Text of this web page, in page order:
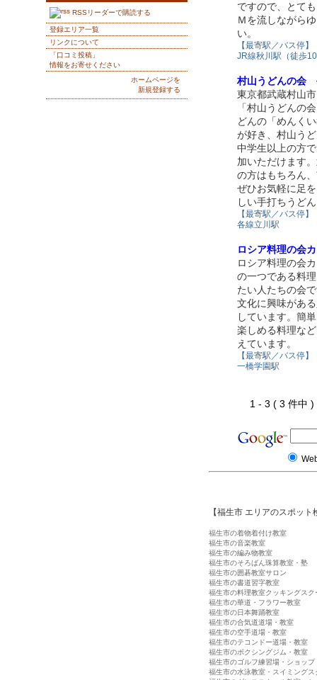
ですので、とて
Ｍを流しながら
い。
【最寄駅／バス停】
JR線秋川駅（徒歩
村山うどんの会
東京都武蔵村山
「村山うどんの
どんの「めんく
が好き、村山う
中学生以上の方
加いただけます
の方はもちろん
ぜひお気軽に足
しい手打ちうど
【最寄駅／バス停】
各線立川駅
ロシア料理の会
ロシア料理の会
の一つである料
たい人たちの会
文化に興味があ
しています。簡
楽しめる料理な
えています。
【最寄駅／バス停】
一橋学園駅
1 - 3 ( 3 件
【福生市 エリアのスポット
福生市の着物着付け教室
福生市の音楽教室
福生市の編み物教室
福生市のそろばん珠算教室・塾
福生市の囲碁教室サロン
福生市の書道習字教室
福生市の料理教室クッキングスク
福生市の華道・フラワー教室
福生市の日本舞踊教室
福生市の合気道道場・教室
福生市の空手道場・教室
福生市のテコンドー道場・教室
福生市のボクシングジム・教室
福生市のゴルフ練習場・ショップ
福生市の水泳教室・スイミングス
RSSリーダーで購読する
登録エリア一覧
リンクについて
「口コミ投稿」
情報をお寄せください
ホームページを
新規登録する